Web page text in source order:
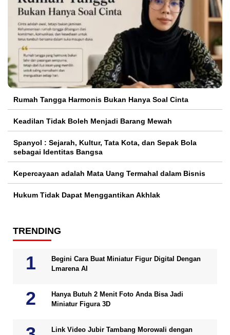
Rumah Tangga Harmonis Bukan Hanya Soal Cinta
Keadilan Tidak Boleh Menjadi Barang Mewah
Spanyol : Sejarah, Kultur, Tata Kota, dan Sepak Bola
sebagai Identitas Bangsa
Kepercayaan adalah Mata Uang Termahal dalam Bisnis
Hukum Tidak Dapat Menggantikan Akhlak
TRENDING
Begini Cara Buat Miniatur Figur Digital Dengan
Lmarena AI
Hanya Butuh 2 Menit Foto Anda Bisa Jadi
Miniatur Figura 3D
Link Video Jubir Tambang Morowali dengan